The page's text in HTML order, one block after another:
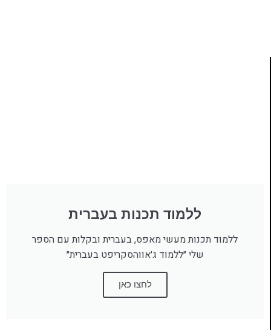
ללמוד תכנות בעברית
ללמוד תכנות מעשי מאפס, בעברית ובקלות עם הספר
שלי ״ללמוד ג׳אווהסקריפט בעברית״
לחצו כאן